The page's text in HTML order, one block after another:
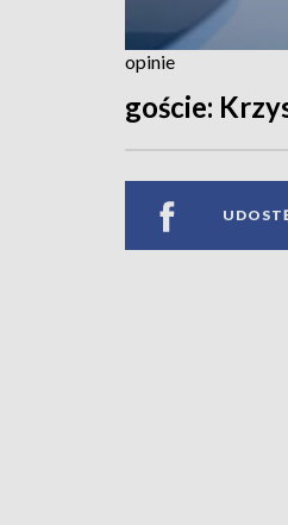
opinie
goście: